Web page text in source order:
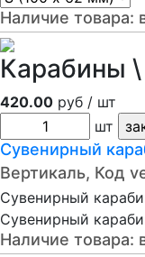
Наличие товара:
Карабины
420.00 руб / шт
шт
Сувенирный
Вертикаль, Код
Сувенирный
Сувенирный
Наличие товара: